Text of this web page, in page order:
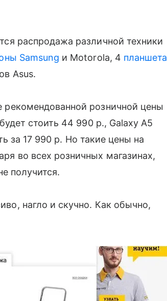
распродажа различной техники
Samsung и Motorola, 4 планшета
Asus.
розничной цены
стоить 44 990 р., Galaxy A5
за 17 990 р. Но такие цены на
во всех розничных магазинах,
получится.
нагло и скучно. Как обычно,